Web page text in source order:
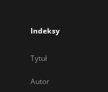
Indeksy
Tytuł
Autor